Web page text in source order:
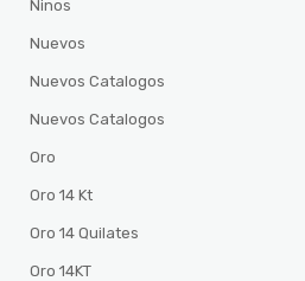
Ninos
Nuevos
Nuevos Catalogos
Nuevos Catalogos
Oro
Oro 14 Kt
Oro 14 Quilates
Oro 14KT